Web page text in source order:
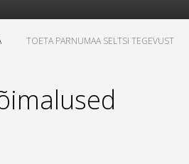
TOETA PARNUMAA SELTSI TEGEVUST